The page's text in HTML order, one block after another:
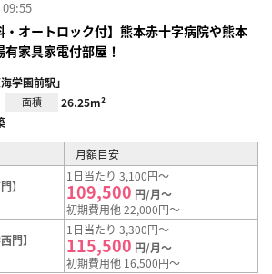
・オートロック付】熊本赤十字病院や熊本
家具家電付部屋！
学園前駅」
面積 26.25m²
月額目安
】
1日当たり 3,100円～
109,500 円/月～
初期費用他 22,000円～
門】
1日当たり 3,300円～
115,500 円/月～
初期費用他 16,500円～